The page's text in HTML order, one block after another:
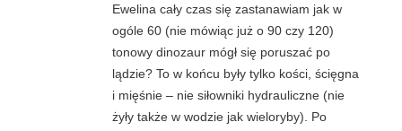
Ewelina cały czas się zastanawiam jak w
ogóle 60 (nie mówiąc już o 90 czy 120)
tonowy dinozaur mógł się poruszać po
lądzie? To w końcu były tylko kości, ścięgna
i mięśnie – nie siłowniki hydrauliczne (nie
żyły także w wodzie jak wieloryby). Po